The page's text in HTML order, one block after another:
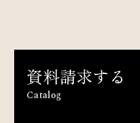
資料請求する
Catalog